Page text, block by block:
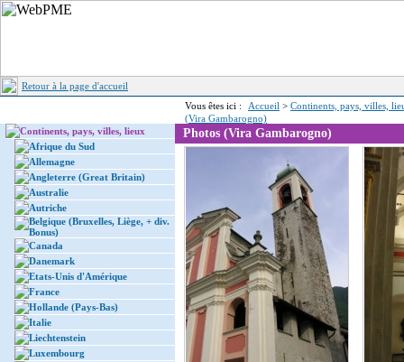
Retour à la page d'accueil
Vous êtes ici :
Accueil > Continents, pays, villes,
(Vira Gambarogno)
Continents, pays, villes, lieux
Afrique du Sud
Allemagne
Angleterre (Great Britain)
Australie
Autriche
Belgique (Bruxelles, Liège, + div.
Bonus)
Canada
Danemark
Etats-Unis d'Amérique
France
Hollande (Pays-Bas)
Italie
Liechtenstein
Luxembourg
Photos (Vira Gambarogno)